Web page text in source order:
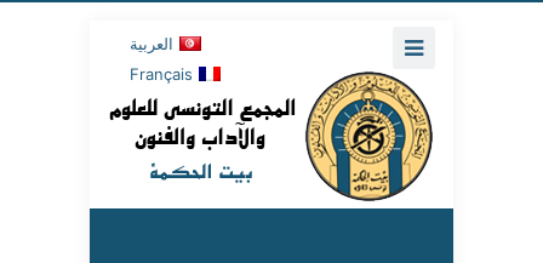
العربية
Français